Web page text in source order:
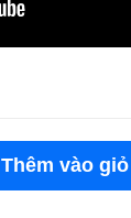
Thêm vào